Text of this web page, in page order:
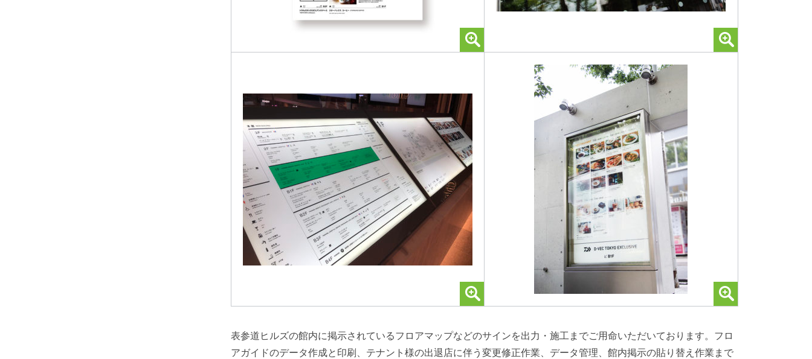
表参道ヒルズの館内に掲示されているフロアマップなどのサインを出力・施工までご用命いただいております。フロ
アガイドのデータ作成と印刷、テナント様の出退店に伴う変更修正作業、データ管理、館内掲示の貼り替え作業まで